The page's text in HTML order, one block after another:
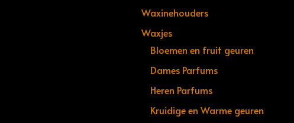
Waxinehouders
Waxjes
Bloemen en fruit geuren
Dames Parfums
Heren Parfums
Kruidige en Warme geuren